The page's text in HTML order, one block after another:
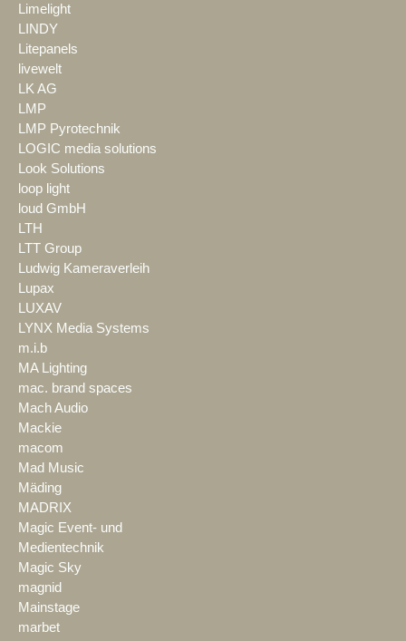
Limelight
LINDY
Litepanels
livewelt
LK AG
LMP
LMP Pyrotechnik
LOGIC media solutions
Look Solutions
loop light
loud GmbH
LTH
LTT Group
Ludwig Kameraverleih
Lupax
LUXAV
LYNX Media Systems
m.i.b
MA Lighting
mac. brand spaces
Mach Audio
Mackie
macom
Mad Music
Mäding
MADRIX
Magic Event- und
Medientechnik
Magic Sky
magnid
Mainstage
marbet